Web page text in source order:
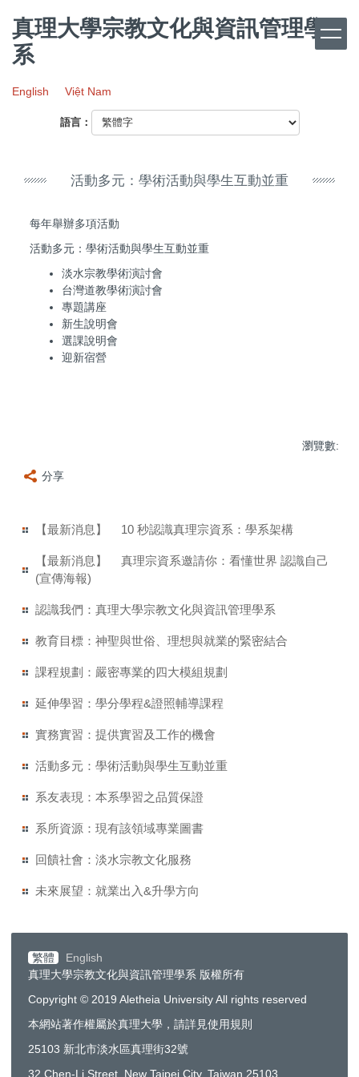
主
要
容
真理大學宗教文化與資訊管理學
系
English Việt Nam
語言：
活動多元：學術活動與學生互動並重
每年舉辦多項活動
活動多元：學術活動與學生互動並重
淡水宗教學術演討會
台灣道教學術演討會
專題講座
新生說明會
選課說明會
迎新宿營
瀏覽數:
分享
【最新消息】 10 秒認識真理宗資系：學系架構
【最新消息】
真理宗資系邀請你：看懂世界 認識自己
(宣傳海報)
認識我們：真理大學宗教文化與資訊管理學系
教育目標：神聖與世俗、理想與就業的緊密結合
課程規劃：嚴密專業的四大模組規劃
延伸學習：學分學程&證照輔導課程
實務實習：提供實習及工作的機會
活動多元：學術活動與學生互動並重
系友表現：本系學習之品質保證
系所資源：現有該領域專業圖書
回饋社會：淡水宗教文化服務
未來展望：就業出入&升學方向
繁體
English
真理大學宗教文化與資訊管理學系 版權所有
Copyright © 2019 Aletheia University All rights reserved
本網站著作權屬於真理大學，請詳見使用規則
25103 新北市淡水區真理街32號
32 Chen-Li Street, New Taipei City, Taiwan 25103